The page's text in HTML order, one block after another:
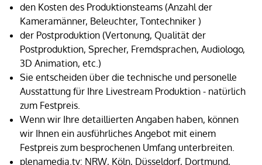
den Kosten des Produktionsteams (Anzahl der
Kameramänner, Beleuchter, Tontechniker )
der Postproduktion (Vertonung, Qualität der
Postproduktion, Sprecher, Fremdsprachen, Audiologo,
3D Animation, etc.)
Sie entscheiden über die technische und personelle
Ausstattung für Ihre Livestream Produktion - natürlich
zum Festpreis.
Wenn wir Ihre detaillierten Angaben haben, können
wir Ihnen ein ausführliches Angebot mit einem
Festpreis zum besprochenen Umfang unterbreiten.
plenamedia.tv: NRW, Köln, Düsseldorf, Dortmund,